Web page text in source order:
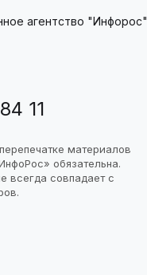
агентство "Инфорос"
11
материалов
обязательна.
всегда совпадает с